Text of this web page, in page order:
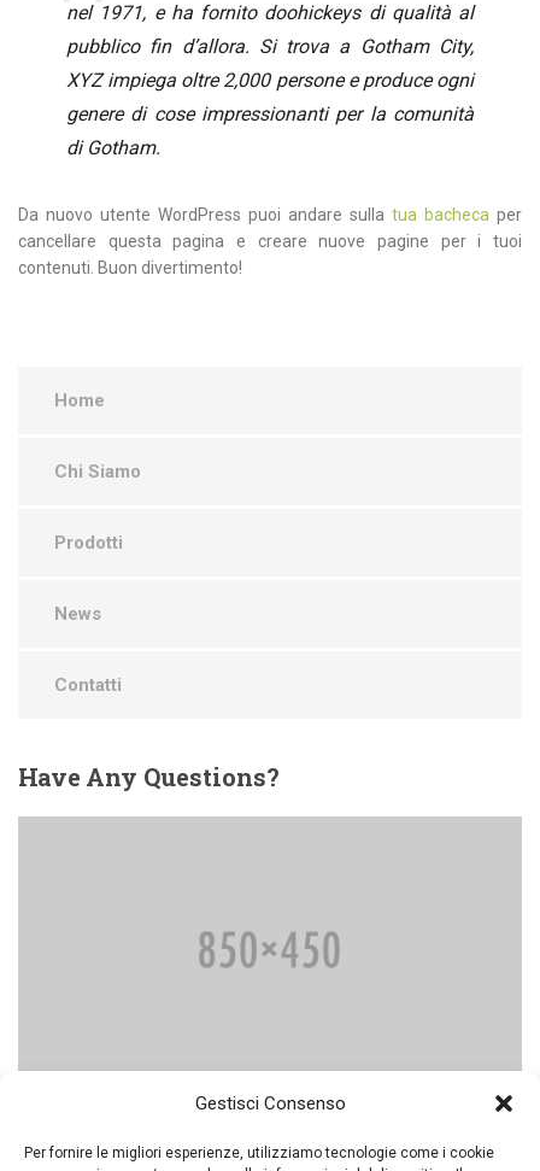
Gestisci Consenso
Per fornire le migliori esperienze, utilizziamo tecnologie come i cookie
nel 1971, e ha fornito doohickeys di qualità al
pubblico fin d’allora. Si trova a Gotham City,
XYZ impiega oltre 2,000 persone e produce ogni
genere di cose impressionanti per la comunità
di Gotham.
Da nuovo utente WordPress puoi andare sulla tua bacheca per
cancellare questa pagina e creare nuove pagine per i tuoi
contenuti. Buon divertimento!
Home
Chi Siamo
Prodotti
News
Contatti
HaveAny Questions?